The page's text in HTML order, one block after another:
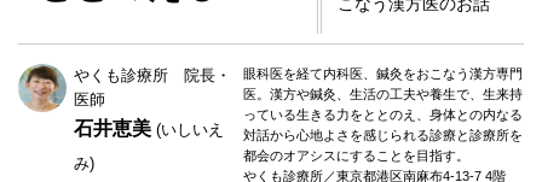
こなう漢方医のお話
やくも診療所 院長・
医師
石井恵美(いしいえ
み)
眼科医を経て内科医、鍼灸をおこなう漢方専門
医。漢方や鍼灸、生活の工夫や養生で、生来持
っている生きる力をととのえ、身体との内なる
対話から心地よさを感じられる診療と診療所を
都会のオアシスにすることを目指す。
やくも診療所／東京都港区南麻布4-13-7 4階